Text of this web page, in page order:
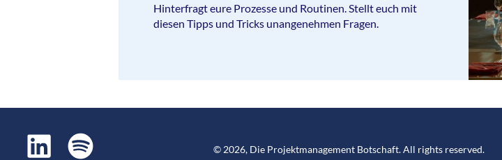
Hinterfragt eure Prozesse und Routinen. Stellt euch mit
diesen Tipps und Tricks unangenehmen Fragen.
© 2026, Die Projektmanagement Botschaft. All rights reserved.